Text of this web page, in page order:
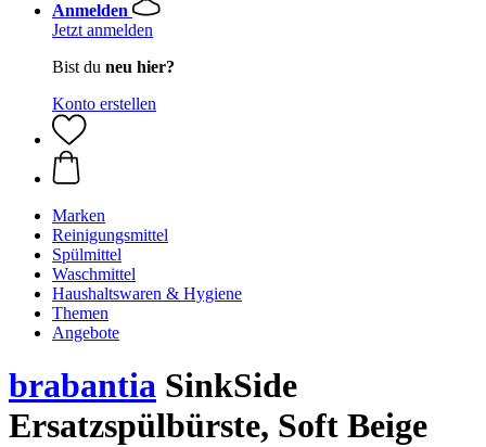
Anmelden
Jetzt anmelden
Bist du neu hier?
Konto erstellen
Marken
Reinigungsmittel
Spülmittel
Waschmittel
Haushaltswaren & Hygiene
Themen
Angebote
brabantia SinkSide
Ersatzspülbürste, Soft Beige